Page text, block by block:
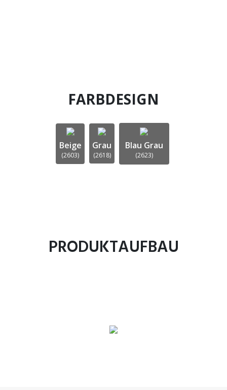
FARBDESIGN
Beige
(2603)
Grau
(2618)
Blau Grau
(2623)
PRODUKTAUFBAU